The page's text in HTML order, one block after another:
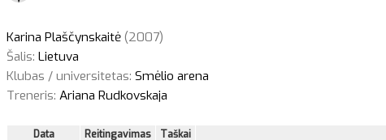
Karina Plaščynskaitė (2007)
Šalis: Lietuva
Klubas / universitetas: Smėlio arena
Treneris: Ariana Rudkovskaja
Data Reitingavimas Taškai